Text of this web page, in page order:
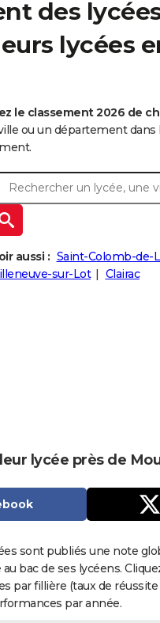
des
lycées
le classement 2026 de
ou un département
aussi : Saint-Colomb-de-
sur-Lot
Clairac
lycée près de
sont publiés une note
bac de ses lycéens.
par fillière (taux de
par année.